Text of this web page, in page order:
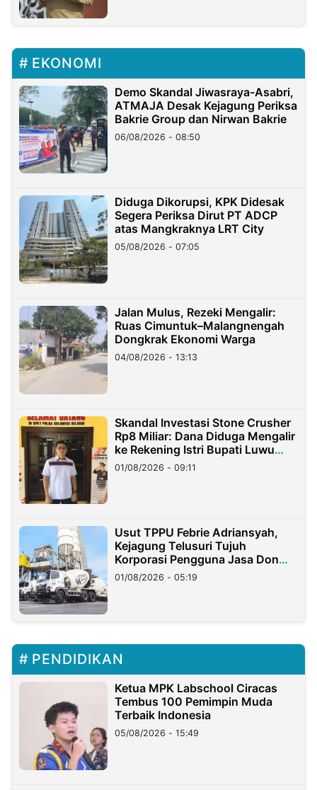
EKONOMI
Demo Skandal Jiwasraya-Asabri,
ATMAJA Desak Kejagung Periksa
Bakrie Group dan Nirwan Bakrie
06/08/2026 - 08:50
Diduga Dikorupsi, KPK Didesak
Segera Periksa Dirut PT ADCP
atas Mangkraknya LRT City
05/08/2026 - 07:05
Jalan Mulus, Rezeki Mengalir:
Ruas Cimuntuk–Malangnengah
Dongkrak Ekonomi Warga
04/08/2026 - 13:13
Skandal Investasi Stone Crusher
Rp8 Miliar: Dana Diduga Mengalir
ke Rekening Istri Bupati Luwu
Timur
01/08/2026 - 09:11
Usut TPPU Febrie Adriansyah,
Kejagung Telusuri Tujuh
Korporasi Pengguna Jasa Don
Ritto
01/08/2026 - 05:19
PENDIDIKAN
Ketua MPK Labschool Ciracas
Tembus 100 Pemimpin Muda
Terbaik Indonesia
05/08/2026 - 15:49